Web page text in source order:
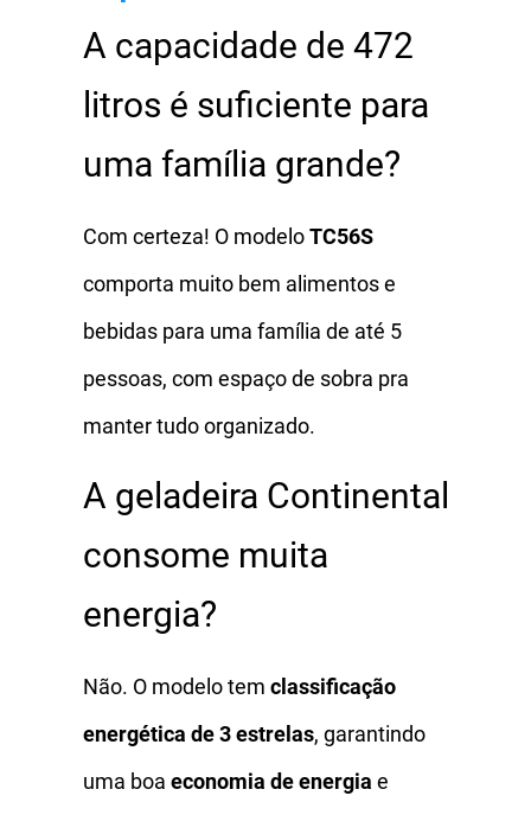
A capacidade de 472
litros é suficiente para
uma família grande?
Com certeza! O modeloTC56S
comporta muito bem alimentos e
bebidas para uma família de até 5
pessoas, com espaço de sobra pra
manter tudo organizado.
A geladeira Continental
consome muita
energia?
Não. O modelo tem classificação
energética de 3 estrelas, garantindo
uma boa economia de energia e